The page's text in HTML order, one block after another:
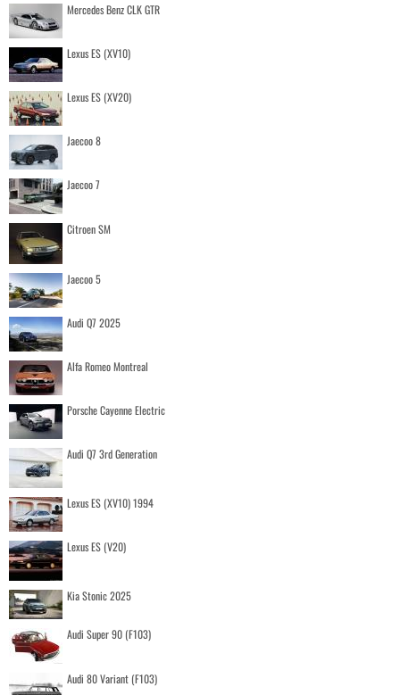
Mercedes Benz CLK GTR
Lexus ES (XV10)
Lexus ES (XV20)
Jaecoo 8
Jaecoo 7
Citroen SM
Jaecoo 5
Audi Q7 2025
Alfa Romeo Montreal
Porsche Cayenne Electric
Audi Q7 3rd Generation
Lexus ES (XV10) 1994
Lexus ES (V20)
Kia Stonic 2025
Audi Super 90 (F103)
Audi 80 Variant (F103)